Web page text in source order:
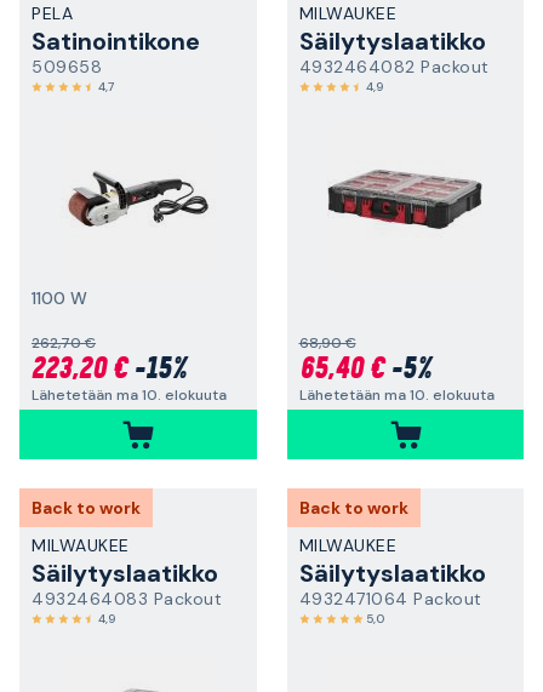
PELA
Satinointikone
509658
4,7
1100 W
262,70 €
223,20 €-15%
Lähetetään ma 10. elokuuta
MILWAUKEE
Säilytyslaatikko
4932464082 Packout
4,9
68,90 €
65,40 €-5%
Lähetetään ma 10. elokuuta
Back to work
MILWAUKEE
Säilytyslaatikko
4932464083 Packout
4,9
Back to work
MILWAUKEE
Säilytyslaatikko
4932471064 Packout
5,0